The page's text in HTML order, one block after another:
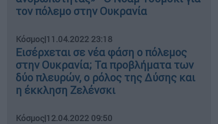
τον πόλεμο στην Ουκρανία
Κόσμος|11.04.2022 23:18
Εισέρχεται σε νέα φάση ο πόλεμος
στην Ουκρανία; Τα προβλήματα των
δύο πλευρών, ο ρόλος της Δύσης και
η έκκληση Ζελένσκι
Κόσμος|12.04.2022 09:50